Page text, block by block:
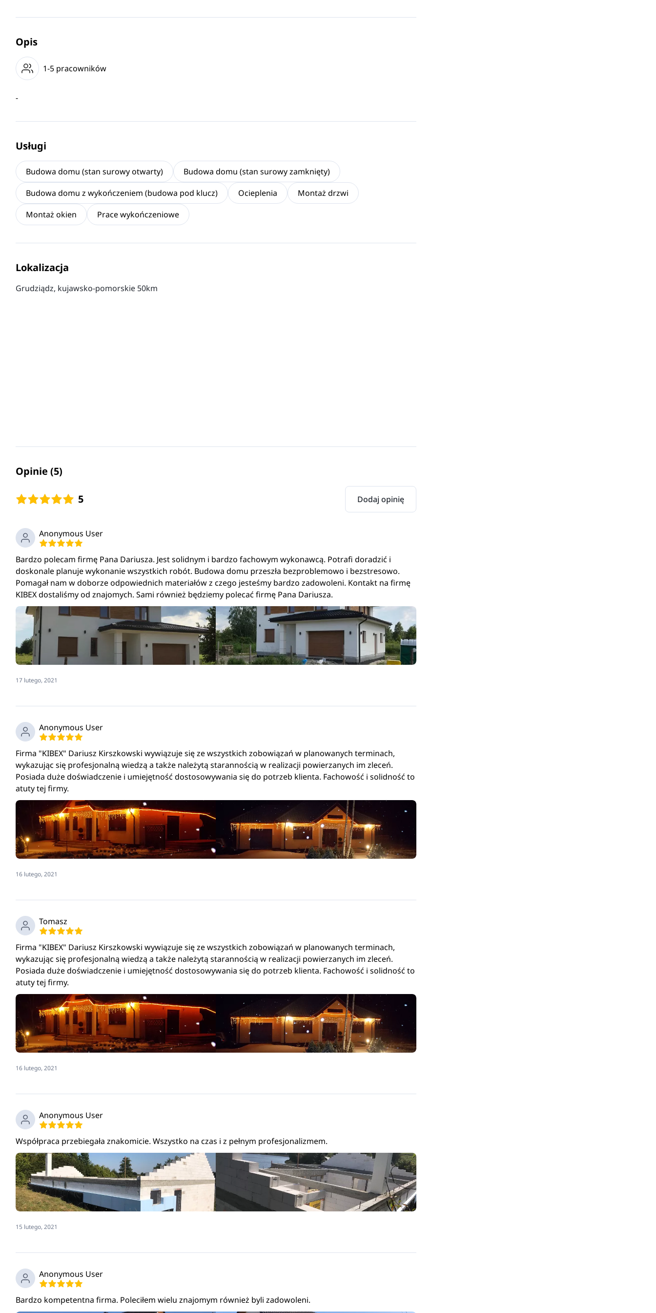
Opis
1-5 pracowników
-
Usługi
Budowa domu (stan surowy otwarty)
Budowa domu (stan surowy zamknięty)
Budowa domu z wykończeniem (budowa pod klucz)
Ocieplenia
Montaż drzwi
Montaż okien
Prace wykończeniowe
Lokalizacja
Grudziądz, kujawsko-pomorskie 50km
Opinie (5)
5 Dodaj opinię
Anonymous User
Bardzo polecam firmę Pana Dariusza. Jest solidnym i bardzo fachowym wykonawcą. Potrafi doradzić i
doskonale planuje wykonanie wszystkich robót. Budowa domu przeszła bezproblemowo i bezstresowo.
Pomagał nam w doborze odpowiednich materiałów z czego jesteśmy bardzo zadowoleni. Kontakt na firmę
KIBEX dostaliśmy od znajomych. Sami również będziemy polecać firmę Pana Dariusza.
17 lutego, 2021
Anonymous User
Firma "KIBEX" Dariusz Kirszkowski wywiązuje się ze wszystkich zobowiązań w planowanych terminach,
wykazując się profesjonalną wiedzą a także należytą starannością w realizacji powierzanych im zleceń.
Posiada duże doświadczenie i umiejętność dostosowywania się do potrzeb klienta. Fachowość i solidność to
atuty tej firmy.
16 lutego, 2021
Tomasz
Firma "KIBEX" Dariusz Kirszkowski wywiązuje się ze wszystkich zobowiązań w planowanych terminach,
wykazując się profesjonalną wiedzą a także należytą starannością w realizacji powierzanych im zleceń.
Posiada duże doświadczenie i umiejętność dostosowywania się do potrzeb klienta. Fachowość i solidność to
atuty tej firmy.
16 lutego, 2021
Anonymous User
Współpraca przebiegała znakomicie. Wszystko na czas i z pełnym profesjonalizmem.
15 lutego, 2021
Anonymous User
Bardzo kompetentna firma. Poleciłem wielu znajomym również byli zadowoleni.